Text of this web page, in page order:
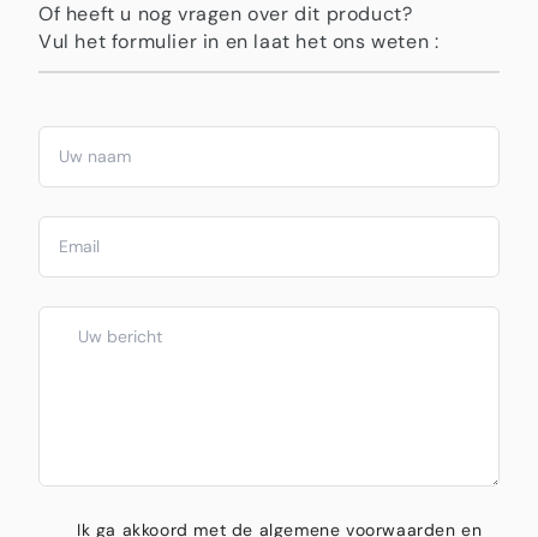
Of heeft u nog vragen over dit product?
Vul het formulier in en laat het ons weten :
Ik ga akkoord met de algemene voorwaarden en